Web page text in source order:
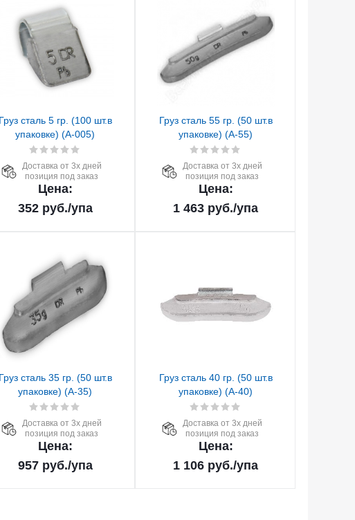
Груз сталь 5 гр. (100 шт.в
упаковке) (А-005)
Доставка от 3х дней
позиция под заказ
Цена:
352руб./упа
Груз сталь 55 гр. (50 шт.в
упаковке) (А-55)
Доставка от 3х дней
позиция под заказ
Цена:
1 463 руб./упа
Груз сталь 35 гр. (50 шт.в
упаковке) (А-35)
Доставка от 3х дней
позиция под заказ
Цена:
957руб./упа
Груз сталь 40 гр. (50 шт.в
упаковке) (А-40)
Доставка от 3х дней
позиция под заказ
Цена:
1 106 руб./упа